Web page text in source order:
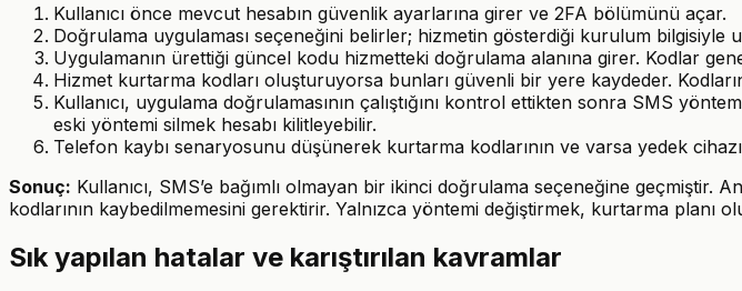
Kullanıcı önce mevcut hesabın güvenlik ayarlarına girer ve 2FA bölümünü açar.
Doğrulama uygulaması seçeneğini belirler; hizmetin gösterdiği kurulum bilgisiyle
Uygulamanın ürettiği güncel kodu hizmetteki doğrulama alanına girer. Kodlar
Hizmet kurtarma kodları oluşturuyorsa bunları güvenli bir yere kaydeder.
Kullanıcı, uygulama doğrulamasının çalıştığını kontrol ettikten sonra SMS
eski yöntemi silmek hesabı kilitleyebilir.
Telefon kaybı senaryosunu düşünerek kurtarma kodlarının ve varsa yedek
Sonuç: Kullanıcı, SMS’e bağımlı olmayan bir ikinci doğrulama seçeneğine
kodlarının kaybedilmemesini gerektirir. Yalnızca yöntemi değiştirmek, kurtarma planı
Sık yapılan hatalar ve karıştırılan kavramlar